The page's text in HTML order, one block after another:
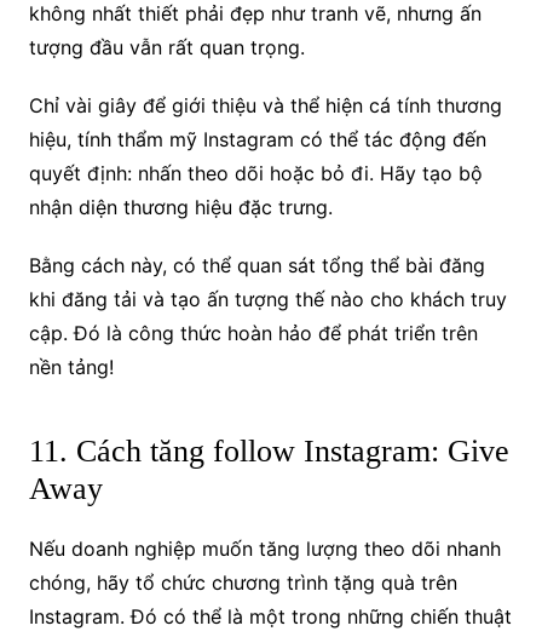
không nhất thiết phải đẹp như tranh vẽ, nhưng ấn
tượng đầu vẫn rất quan trọng.
Chỉ vài giây để giới thiệu và thể hiện cá tính thương
hiệu, tính thẩm mỹ Instagram có thể tác động đến
quyết định: nhấn theo dõi hoặc bỏ đi. Hãy tạo bộ
nhận diện thương hiệu đặc trưng.
Bằng cách này, có thể quan sát tổng thể bài đăng
khi đăng tải và tạo ấn tượng thế nào cho khách truy
cập. Đó là công thức hoàn hảo để phát triển trên
nền tảng!
11. Cách tăng follow Instagram: Give
Away
Nếu doanh nghiệp muốn tăng lượng theo dõi nhanh
chóng, hãy tổ chức chương trình tặng quà trên
Instagram. Đó có thể là một trong những chiến thuật